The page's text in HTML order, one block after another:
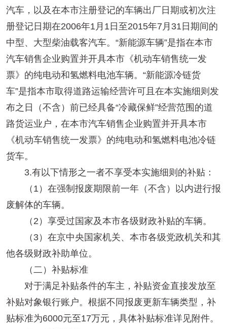
汽车，以及在本市注册登记的车辆出厂日期或初次注
册登记日期在2006年1月1日至2015年7月31日期间的
中型、大型柴油载客汽车。“新能源车辆”是指在本市
汽车销售企业购置并开具本市《机动车销售统一发
票》的纯电动和氢燃料电池车辆。“新能源冷链货
车”是指本市取得道路运输经营许可且在本实施细则发
布之日（不含）前已经具备“冷藏保鲜”经营范围的道
路货运业户，在本市汽车销售企业购置并开具本市
《机动车销售统一发票》的纯电动和氢燃料电池冷链
货车。
3.有以下情形之一者不享受本实施细则的补贴：
（1）在强制报废期限前一年（不含）以内进行报
废解体的车辆。
（2）享受过国家及本市各级财政补贴的车辆。
（3）在京中央国家机关、本市各级党政机关和其
他各级财政补助单位。
（二）补贴标准
对于满足补贴条件的车主，补贴资金直接发放至
补贴对象银行账户。根据不同报废更新车辆类型，补
贴标准为6000元至17万元，具体补贴标准详见附件。